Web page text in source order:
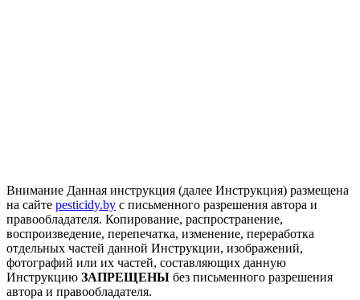
Внимание Данная инструкция (далее Инструкция) размещена
на сайте pesticidy.by с письменного разрешения автора и
правообладателя. Копирование, распространение,
воспроизведение, перепечатка, изменение, переработка
отдельных частей данной Инструкции, изображений,
фотографий или их частей, составляющих данную
Инструкцию ЗАПРЕЩЕНЫ без письменного разрешения
автора и правообладателя.